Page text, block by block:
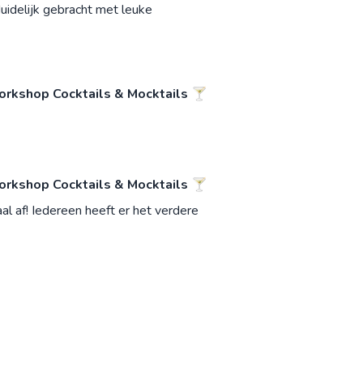
gebracht met leuke
Cocktails & Mocktails 🍸
Cocktails & Mocktails 🍸
af! Iedereen heeft er het verdere